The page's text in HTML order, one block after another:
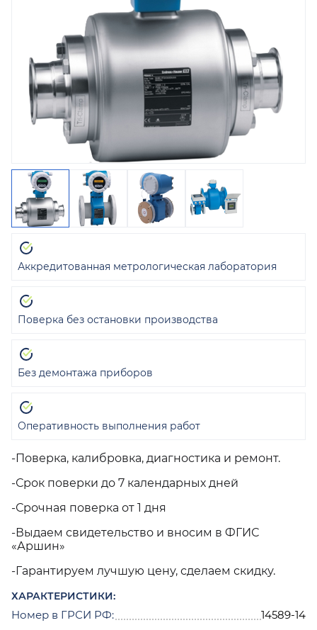
-Поверка, калибровка, диагностика и ремонт.
-Срок поверки до 7 календарных дней
-Срочная поверка от 1 дня
-Выдаем свидетельство и вносим в ФГИС
«Аршин»
-Гарантируем лучшую цену, сделаем скидку.
ХАРАКТЕРИСТИКИ:
Номер в ГРСИ РФ:
14589-14
Аккредитованная метрологическая лаборатория
Поверка без остановки производства
Без демонтажа приборов
Оперативность выполнения работ